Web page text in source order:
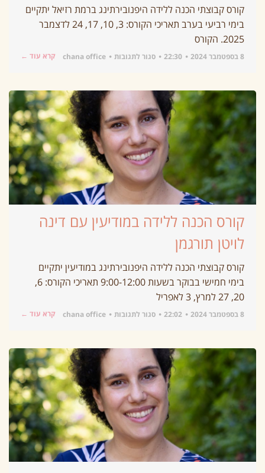
קורס קבוצתי הכנה ללידה היפנובירתינג ברמת רזיאל יתקיים
בימי רביעי בערב תאריכי הקורס: 3, 10, 17, 24 לדצמבר
2025. הקורס
8 בספטמבר 2024 22:30 סגור לתגובות chana office קרא עוד ←
קורס הכנה ללידה במודיעין עם דינה
לויטן תורגמן
קורס קבוצתי הכנה ללידה היפנובירתינג במודיעין יתקיים
בימי חמישי בבוקר בשעות 9:00-12:00 תאריכי הקורס: 6,
20, 27 למרץ, 3 לאפריל
8 בספטמבר 2024 22:02 סגור לתגובות chana office קרא עוד ←